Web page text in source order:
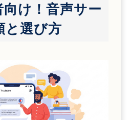
け！音声サー
と選び方